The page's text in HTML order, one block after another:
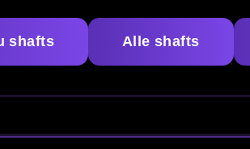
Bull's Shafts Bulls